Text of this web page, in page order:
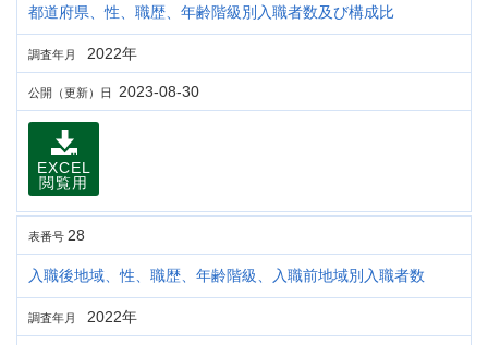
都道府県、性、職歴、年齢階級別入職者数及び構成比
調査年月 2022年
公開（更新）日 2023-08-30
EXCEL
閲覧用
表番号 28
入職後地域、性、職歴、年齢階級、入職前地域別入職者数
調査年月 2022年